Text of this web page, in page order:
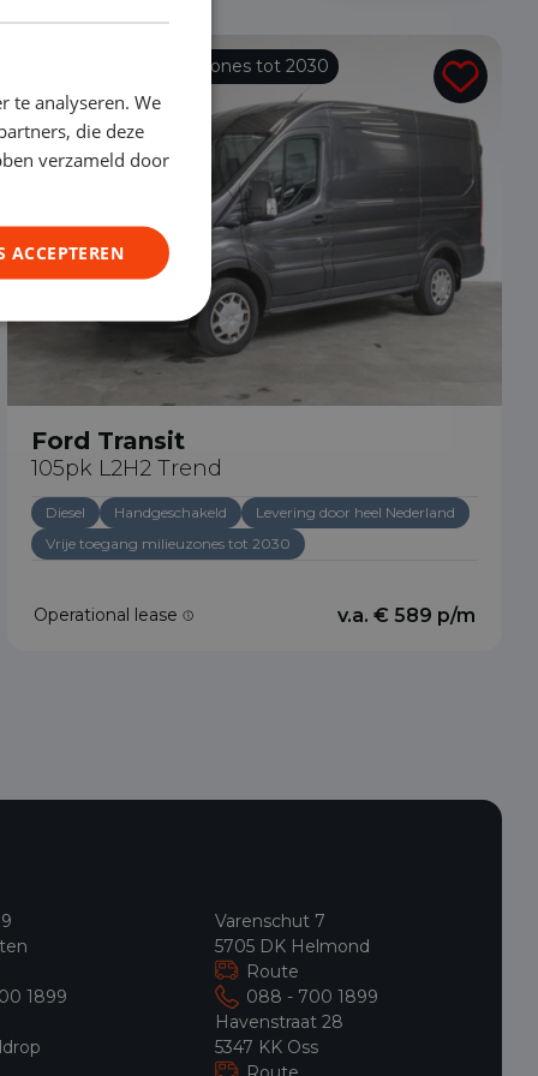
Vrije toegang milieuzones tot 2030
Ford Transit
105pk L2H2 Trend
Diesel Handgeschakeld
Levering door heel Nederland
Vrije toegang milieuzones tot 2030
Operational lease v.a. € 589 p/m
1899
Varenschut 7
5705 DK Helmond
Route
088 - 700 1899
Havenstraat 28
5347 KK Oss
te analyseren. We
die deze
verzameld door
ACCEPTEREN